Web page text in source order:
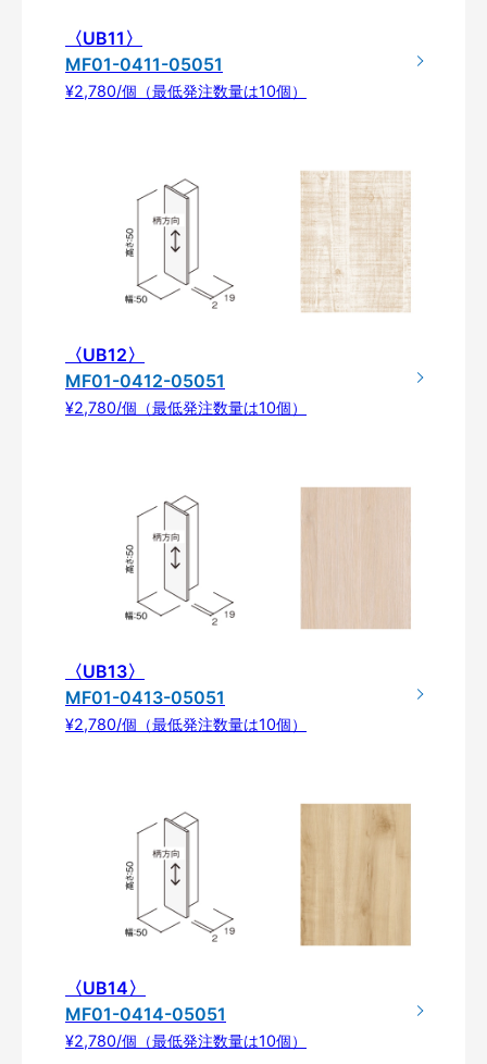
〈UB11〉
MF01-0411-05051
¥2,780/個（最低発注数量は10個）
〈UB12〉
MF01-0412-05051
¥2,780/個（最低発注数量は10個）
〈UB13〉
MF01-0413-05051
¥2,780/個（最低発注数量は10個）
〈UB14〉
MF01-0414-05051
¥2,780/個（最低発注数量は10個）